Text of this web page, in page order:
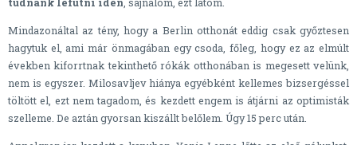
Mindazonáltal az tény, hogy a Berlin otthonát eddig csak győztesen
hagytuk el, ami már önmagában egy csoda, főleg, hogy ez az elmúlt
években kiforrtnak tekinthető rókák otthonában is megesett velünk,
nem is egyszer. Milosavljev hiánya egyébként kellemes bizsergéssel
töltött el, ezt nem tagadom, és kezdett engem is átjárni az optimisták
szelleme. De aztán gyorsan kiszállt belőlem. Úgy 15 perc után.